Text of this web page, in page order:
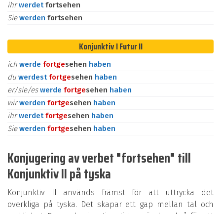
ihrwerdetfortsehen
Siewerden fortsehen
Konjunktiv I Futur II
ich werde fortgesehen haben
du werdestfortgesehen haben
er/sie/eswerde fortgesehen haben
wirwerden fortgesehen haben
ihrwerdetfortgesehen haben
Siewerden fortgesehen haben
Konjugering av verbet "fortsehen" till
Konjunktiv II på tyska
Konjunktiv II används främst för att uttrycka det
overkliga på tyska. Det skapar ett gap mellan tal och